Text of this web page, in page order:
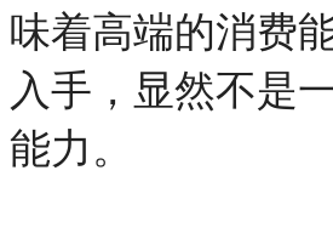
味着高端的消费
入手，显然不是
能力。